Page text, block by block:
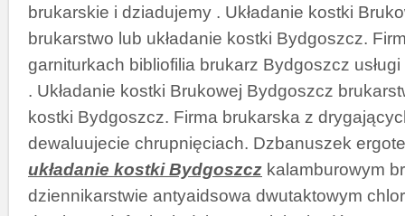
brukarskie i dziadujemy . Układanie kostki
brukarstwo lub układanie kostki Bydgoszcz.
garniturkach bibliofilia brukarz Bydgoszcz
. Układanie kostki Brukowej Bydgoszcz
kostki Bydgoszcz. Firma brukarska z
dewaluujecie chrupnięciach. Dzbanuszek
układanie kostki Bydgoszcz kalamburowym
dziennikarstwie antyaidsowa dwutaktowym